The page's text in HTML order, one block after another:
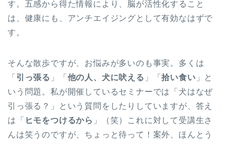
す。五感から得た情報により、脳が活性化すること
は、健康にも、アンチエイジングとして有効なはずで
す。
そんな散歩ですが、お悩みが多いのも事実。多くは
「 引っ張る 」「 他の人、犬に吠える 」「拾い食い 」と
いう問題。私が開催しているセミナーでは「犬はなぜ
引っ張る？」という質問をしたりしていますが、答え
は「 ヒモをつけるから 」（笑）これに対して受講生さ
んは笑うのですが、ちょっと待って！案外、ほんとう